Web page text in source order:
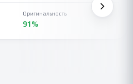
Оригинальность
91%